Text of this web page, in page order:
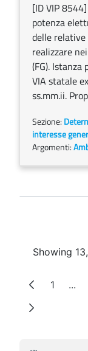
[ID VIP
potenza
delle relative
realizzare
(FG).
VIA statale
ss.mm.ii.
Sezione:
interesse
Argomenti:
Showing
Page
1 ...